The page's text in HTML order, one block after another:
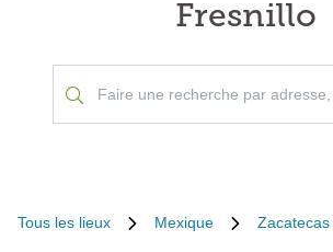
Fresnillo
Tous les lieux Mexique Zacatecas